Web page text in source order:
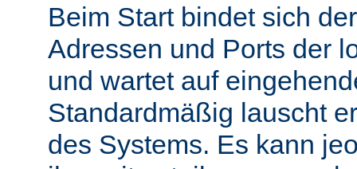
Beim Start bindet sich
Adressen und Ports der
und wartet auf
Standardmäßig lauscht
des Systems. Es kann